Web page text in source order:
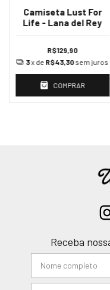
Camiseta Lust For
Life - Lana del Rey
R$129,90
3x de R$43,30sem juros
COMPRAR
Receba